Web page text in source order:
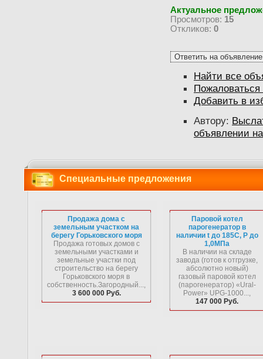
Актуальное
Просмотров: 15
Откликов: 0
Найти все
Добавить в
Автору:
объявлении
Специальные предложения
Продажа дома с
земельным участком на
берегу Горьковского моря
Продажа готовых домов с
земельными участками и
земельные участки под
строительство на берегу
Горьковского моря в
собственность.Загородный...,
3 600 000 Руб.
Паровой котел
парогенератор в
наличии t до 185С, P до
1,0МПа
В наличии на складе
завода (готов к отгрузке,
абсолютно новый)
газовый паровой котел
(парогенератор) «Ural-
Power» UPG-1000...,
147 000 Руб.